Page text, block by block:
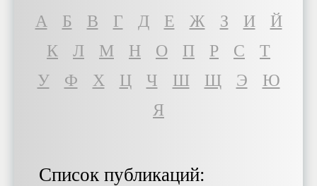
A Б В Г Д Е Ж З И
Й
К
Л М Н О П Р С
Т
У
Ф Х Ц Ч Ш Щ Э
Ю
Я
Список публикаций: